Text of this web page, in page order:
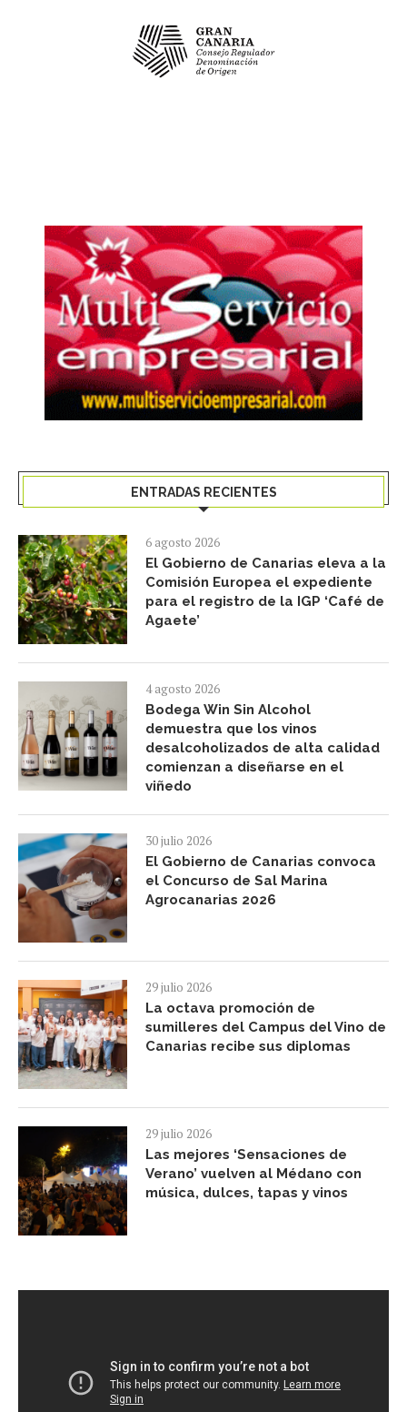
ENTRADAS RECIENTES
6 agosto 2026
El Gobierno de Canarias eleva a la
Comisión Europea el expediente
para el registro de la IGP ‘Café de
Agaete’
4 agosto 2026
Bodega Win Sin Alcohol
demuestra que los vinos
desalcoholizados de alta calidad
comienzan a diseñarse en el
viñedo
30 julio 2026
El Gobierno de Canarias convoca
el Concurso de Sal Marina
Agrocanarias 2026
29 julio 2026
La octava promoción de
sumilleres del Campus del Vino de
Canarias recibe sus diplomas
29 julio 2026
Las mejores ‘Sensaciones de
Verano’ vuelven al Médano con
música, dulces, tapas y vinos